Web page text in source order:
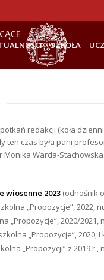
SZKOŁA
redakcji (koła
ten czas była pani
Warda-
wiosenne 2023 (odnośnik
„Propozycje”, 2022,
„Propozycje”, 2020/
„Propozycje”, 2020, I
„Propozycji” z 2019